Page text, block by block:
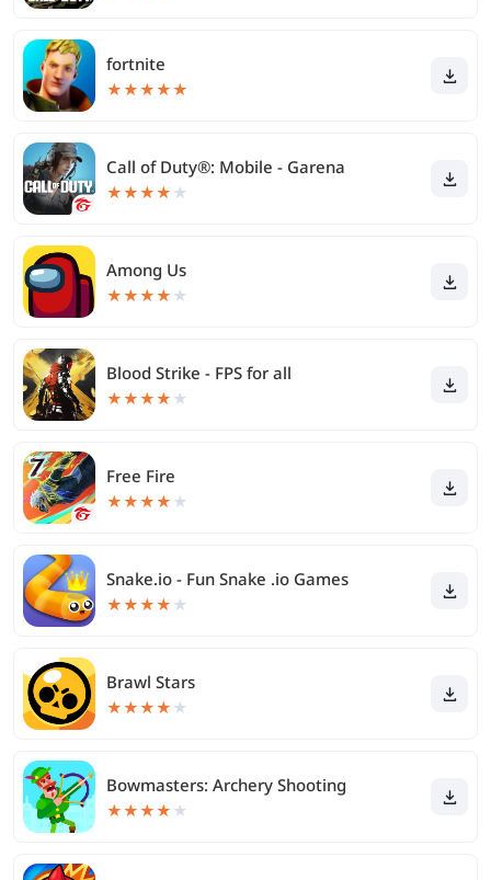
fortnite
★★★★★
Call of Duty®: Mobile - Garena
★★★★ ★
Among Us
★★★★ ★
Blood Strike - FPS for all
★★★★ ★
Free Fire
★★★★ ★
Snake.io - Fun Snake .io Games
★★★★ ★
Brawl Stars
★★★★ ★
Bowmasters: Archery Shooting
★★★★ ★